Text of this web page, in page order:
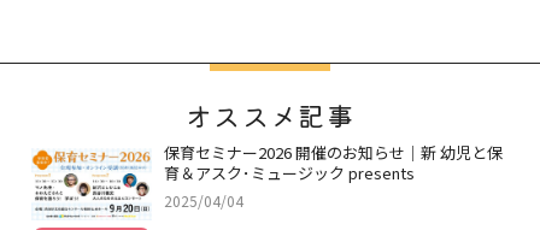
オススメ記事
保育セミナー2026 開催のお知らせ｜新 幼児と保
育＆アスク･ミュージック presents
2025/04/04